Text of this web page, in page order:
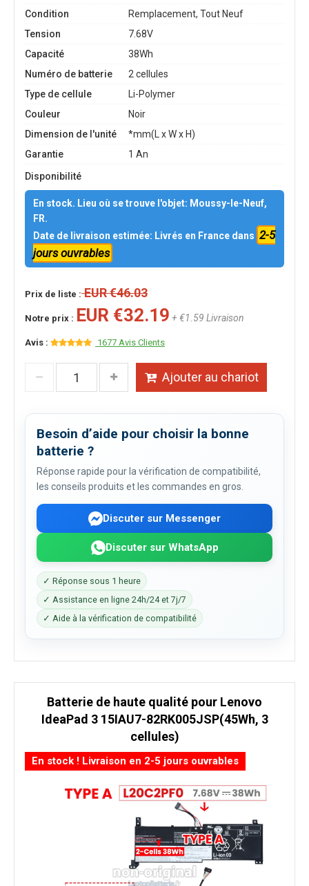
Condition
Remplacement, Tout Neuf
Tension
7.68V
Capacité
38Wh
Numéro de batterie
2 cellules
Type de cellule
Li-Polymer
Couleur
Noir
Dimension de l'unité
*mm(L x W x H)
Garantie
1 An
Disponibilité
En stock. Lieu où se trouve l'objet: Moussy-le-Neuf,
FR.
Date de livraison estimée: Livrés en France dans 2-5
jours ouvrables
Prix de liste :EUR €46.03
Notre prix : EUR €32.19 + €1.59 Livraison
Avis : 1677 Avis Clients
Ajouter au chariot
Besoin d’aide pour choisir la bonne
batterie ?
Réponse rapide pour la vérification de compatibilité,
les conseils produits et les commandes en gros.
Discuter sur Messenger
Discuter sur WhatsApp
✓ Réponse sous 1 heure
✓ Assistance en ligne 24h/24 et 7j/7
✓ Aide à la vérification de compatibilité
Batterie de haute qualité pour Lenovo
IdeaPad 3 15IAU7-82RK005JSP(45Wh, 3
cellules)
En stock ! Livraison en 2-5 jours ouvrables